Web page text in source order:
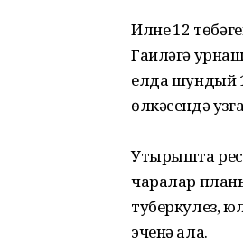
Илнең 12
Гаиләгә
елда шундый
өлкәсендә
Утырышта
чаралар
туберкулез,
эченә ала.